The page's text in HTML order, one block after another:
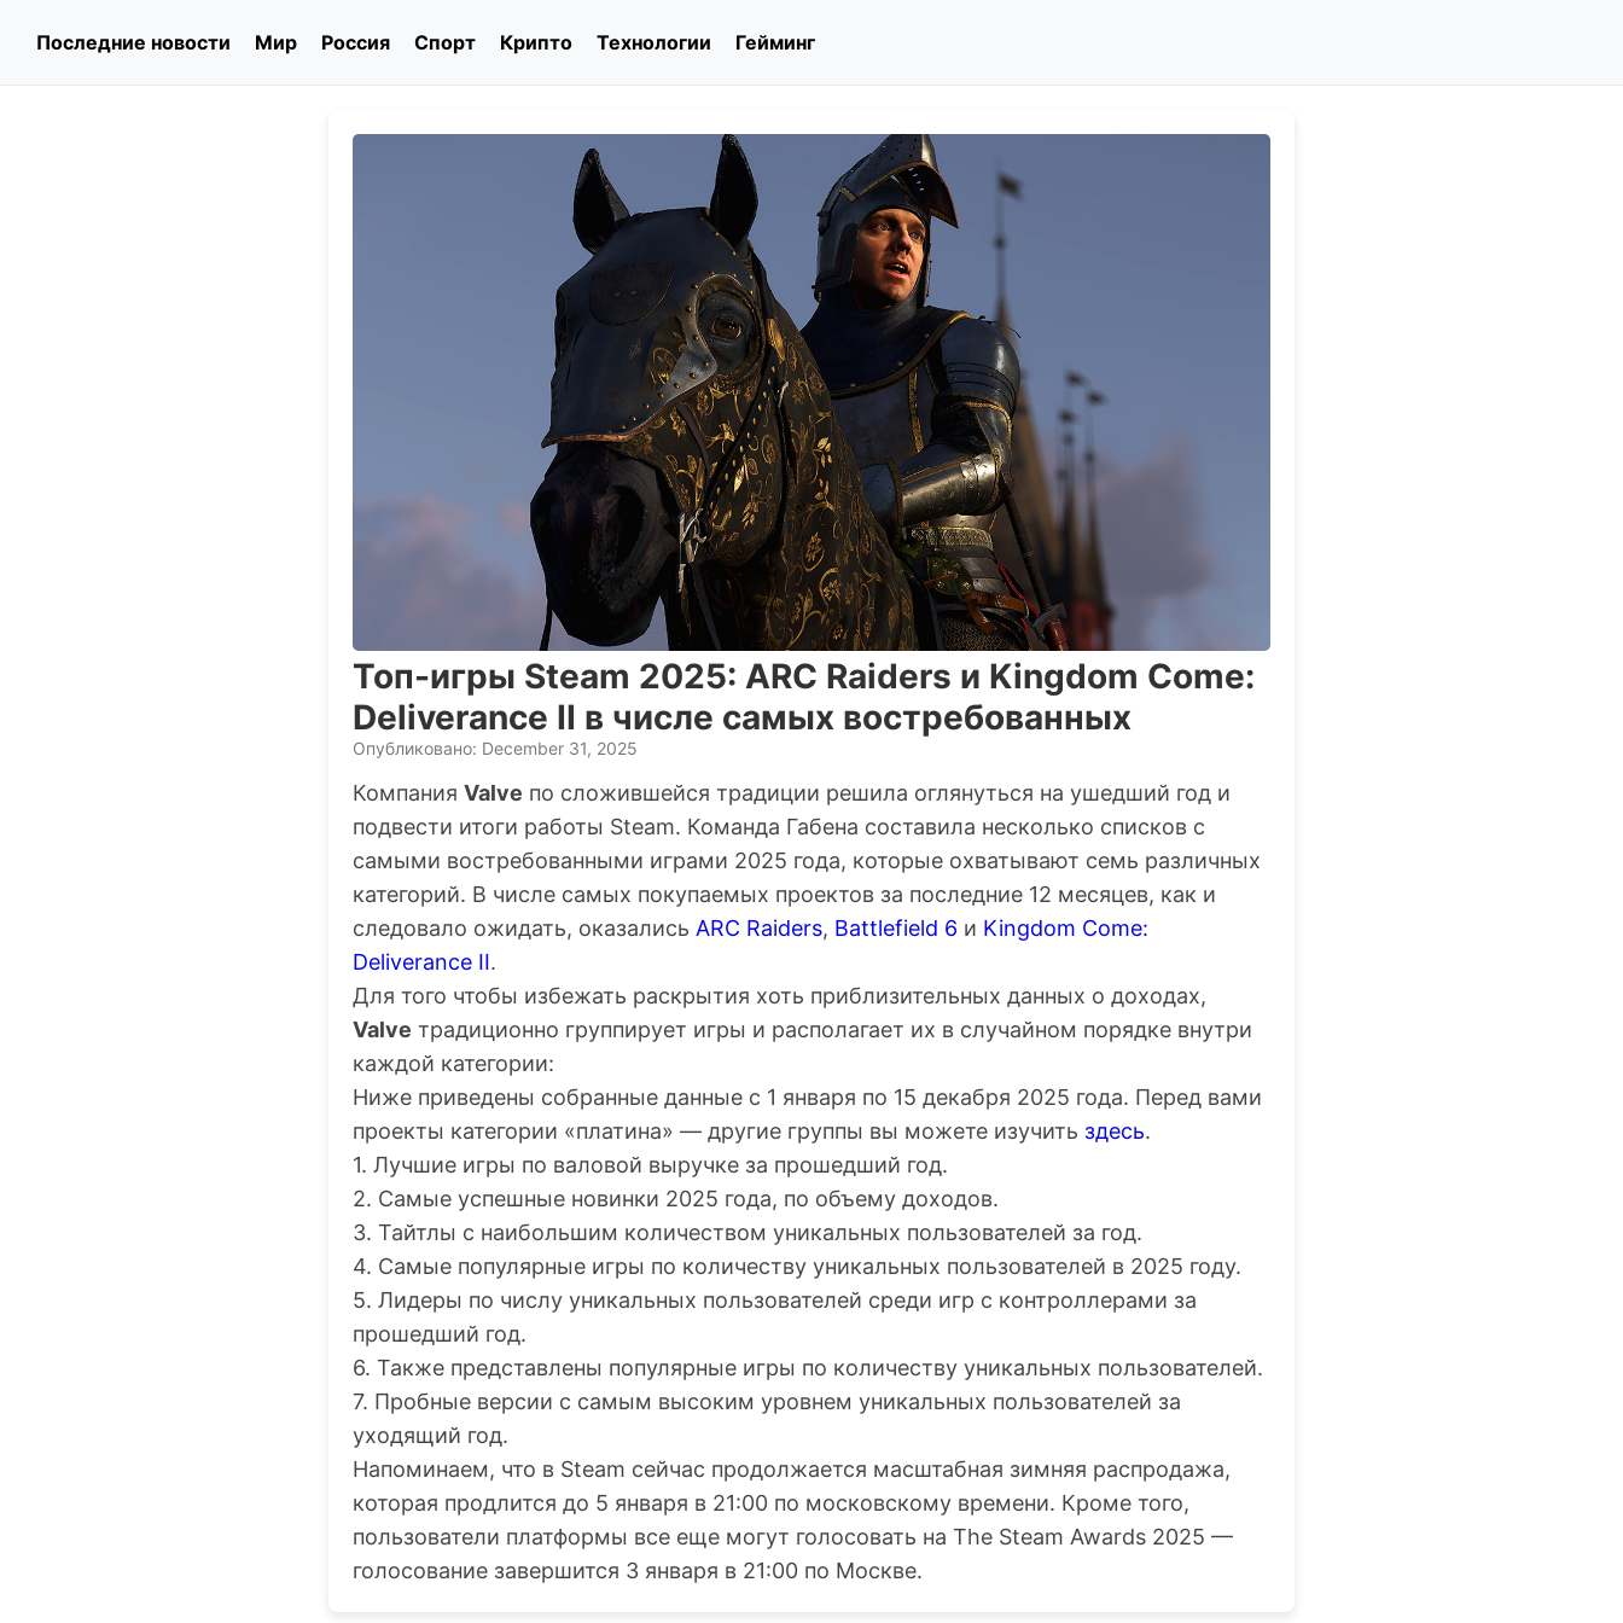
Последние новости Мир Россия Спорт Крипто Технологии Гейминг
Топ-игры Steam 2025: ARC Raiders и Kingdom Come:
Deliverance II в числе самых востребованных
Опубликовано: December 31, 2025
Компания Valve по сложившейся традиции решила оглянуться на ушедший год и
подвести итоги работы Steam. Команда Габена составила несколько списков с
самыми востребованными играми 2025 года, которые охватывают семь различных
категорий. В числе самых покупаемых проектов за последние 12 месяцев, как и
следовало ожидать, оказались ARC Raiders, Battlefield 6 и Kingdom Come:
Deliverance II.
Для того чтобы избежать раскрытия хоть приблизительных данных о доходах,
Valve традиционно группирует игры и располагает их в случайном порядке внутри
каждой категории:
Ниже приведены собранные данные с 1 января по 15 декабря 2025 года. Перед вами
проекты категории «платина» — другие группы вы можете изучить здесь.
1. Лучшие игры по валовой выручке за прошедший год.
2. Самые успешные новинки 2025 года, по объему доходов.
3. Тайтлы с наибольшим количеством уникальных пользователей за год.
4. Самые популярные игры по количеству уникальных пользователей в 2025 году.
5. Лидеры по числу уникальных пользователей среди игр с контроллерами за
прошедший год.
6. Также представлены популярные игры по количеству уникальных пользователей.
7. Пробные версии с самым высоким уровнем уникальных пользователей за
уходящий год.
Напоминаем, что в Steam сейчас продолжается масштабная зимняя распродажа,
которая продлится до 5 января в 21:00 по московскому времени. Кроме того,
пользователи платформы все еще могут голосовать на The Steam Awards 2025 —
голосование завершится 3 января в 21:00 по Москве.